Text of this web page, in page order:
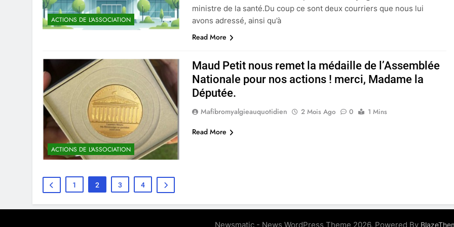
ACTIONS DE L'ASSOCIATION
ministre de la santé.Du coup ce sont deux courriers que nous lui
avons adressé, ainsi qu’à
Read More
ACTIONS DE L'ASSOCIATION
Maud Petit nous remet la médaille de l’Assemblée
Nationale pour nos actions ! merci, Madame la
Députée.
Mafibromyalgieauquotidien 2 Mois Ago 0 1 Mins
Read More
1 2 3 4
Newsmatic - News WordPress Theme 2026. Powered By